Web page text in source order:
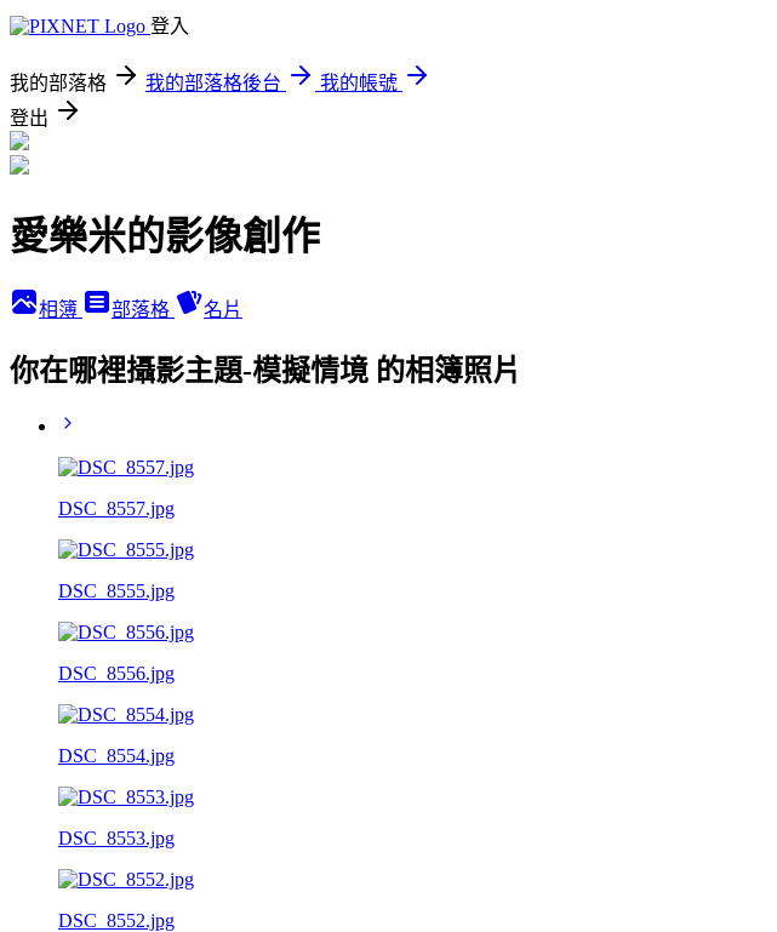
登入
我的部落格 我的部落格後台
我的帳號
登出
愛樂米的影像創作
相簿 部落格 名片
你在哪裡攝影主題-模擬情境 的相簿照片
DSC_8557.jpg
DSC_8555.jpg
DSC_8556.jpg
DSC_8554.jpg
DSC_8553.jpg
DSC_8552.jpg